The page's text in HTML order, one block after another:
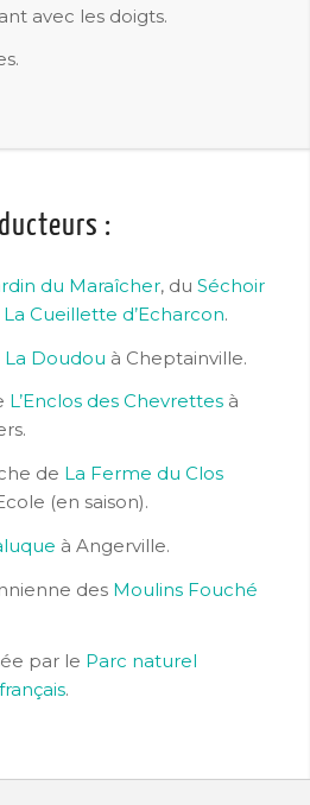
avec les doigts.
:
du Maraîcher, du Séchoir
La Cueillette d’Echarcon.
La Doudou à Cheptainville.
L’Enclos des Chevrettesà
de La Ferme du Clos
(en saison).
à Angerville.
des Moulins Fouché
par le Parc naturel
.